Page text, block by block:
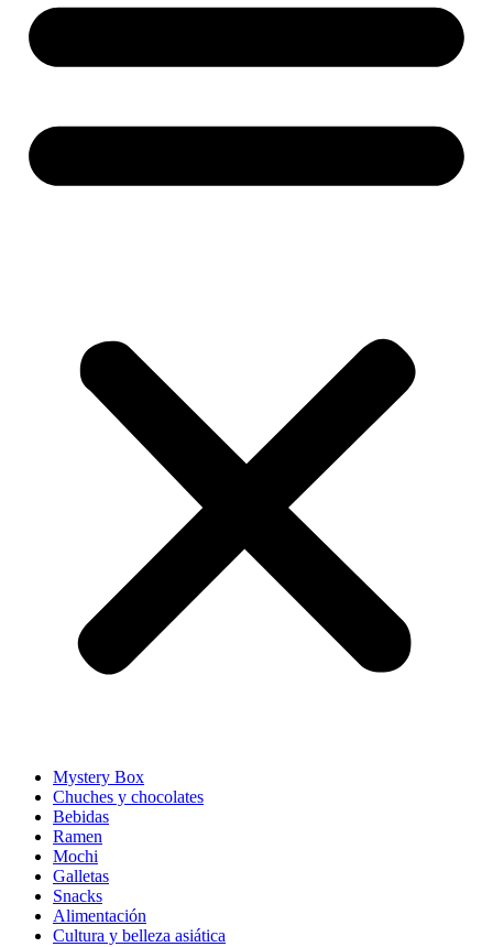
Mystery Box
Chuches y chocolates
Bebidas
Ramen
Mochi
Galletas
Snacks
Alimentación
Cultura y belleza asiática